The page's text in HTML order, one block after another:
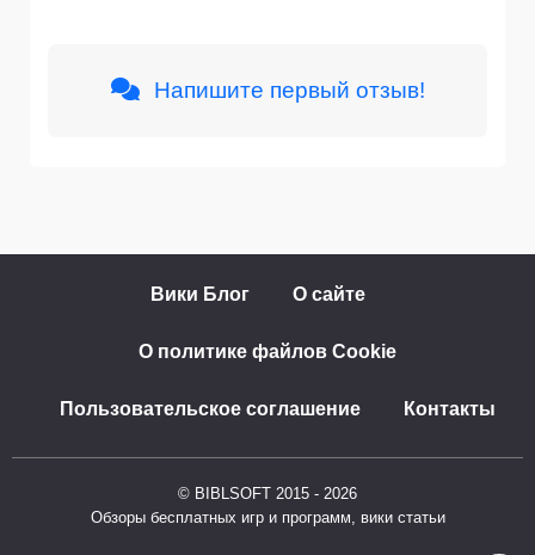
Напишите первый отзыв!
Вики Блог О сайте
О политике файлов Cookie
Пользовательское соглашение Контакты
© BIBLSOFT 2015 - 2026
Обзоры бесплатных игр и программ, вики статьи